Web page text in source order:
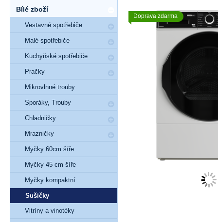
Doprava zdarma
Bílé zboží
Vestavné spotřebiče
Malé spotřebiče
Kuchyňské spotřebiče
Pračky
Mikrovlnné trouby
Sporáky, Trouby
Chladničky
Mrazničky
Myčky 60cm šíře
Myčky 45 cm šíře
Myčky kompaktní
Sušičky
Vitríny a vinotéky